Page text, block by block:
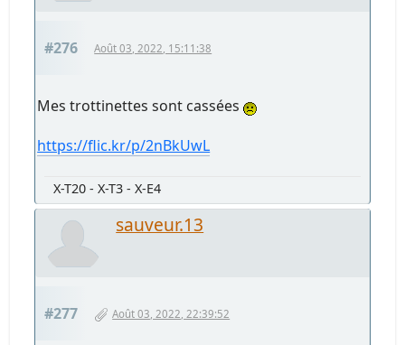
#276 Août 03, 2022, 15:11:38
Mes trottinettes sont cassées
https://flic.kr/p/2nBkUwL
X-T20 - X-T3 - X-E4
sauveur.13
#277 Août 03, 2022, 22:39:52